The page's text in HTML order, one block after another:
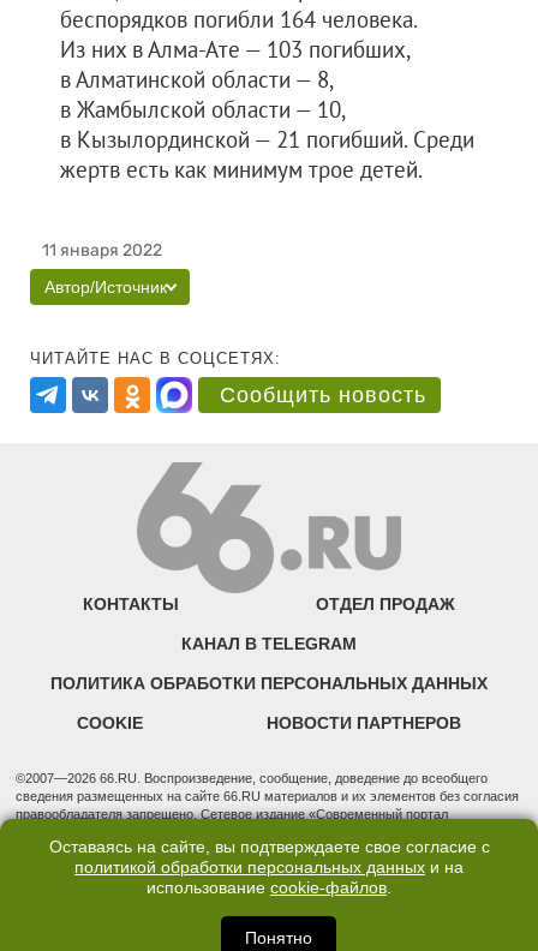
беспорядков погибли 164 человека.
Из них в Алма-Ате — 103 погибших,
в Алматинской области — 8,
в Жамбылской области — 10,
в Кызылординской — 21 погибший. Среди
жертв есть как минимум трое детей.
11 января 2022
Автор/Источник
ЧИТАЙТЕ НАС В СОЦСЕТЯХ:
Сообщить новость
КОНТАКТЫ ОТДЕЛ ПРОДАЖ
КАНАЛ В TELEGRAM
ПОЛИТИКА ОБРАБОТКИ ПЕРСОНАЛЬНЫХ ДАННЫХ
COOKIE НОВОСТИ ПАРТНЕРОВ
©2007—2026 66.RU. Воспроизведение, сообщение, доведение до всеобщего
сведения размещенных на сайте 66.RU материалов и их элементов без согласия
правообладателя запрещено. Сетевое издание «Современный портал
надзору в сфере связи, информационных технологий и массовых коммуникаций
(Роскомнадзор). Регистрационный номер ЭЛ № ФС 77 - 76634 от 02.09.2019
Учредитель: Общество с ограниченной ответственностью "66.ру". Юридический
3, оф. 7015 Фактический адрес редакции и отдела продаж: 620014, Свердловская
обл., г. Екатеринбург, ул. Бориса Ельцина, д. 3, оф. 7015, +7 (343) 288-50-66
Оставаясь на сайте, вы подтверждаете свое согласие с
политикой обработки персональных данных и на
использование cookie-файлов.
Понятно